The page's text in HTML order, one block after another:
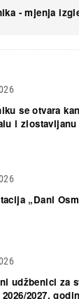
- mjenja
se otvara
i zlostavljanu
„Dani
udžbenici za
2027.